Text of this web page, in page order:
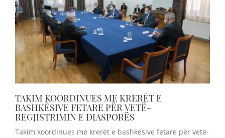
TAKIM KOORDINUES ME KRERËT E
BASHKËSIVE FETARE PËR VETË-
REGJISTRIMIN E DIASPORËS
Takim koordinues me krerët e bashkësive fetare për vetë-